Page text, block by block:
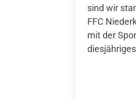
wir stark!“
der